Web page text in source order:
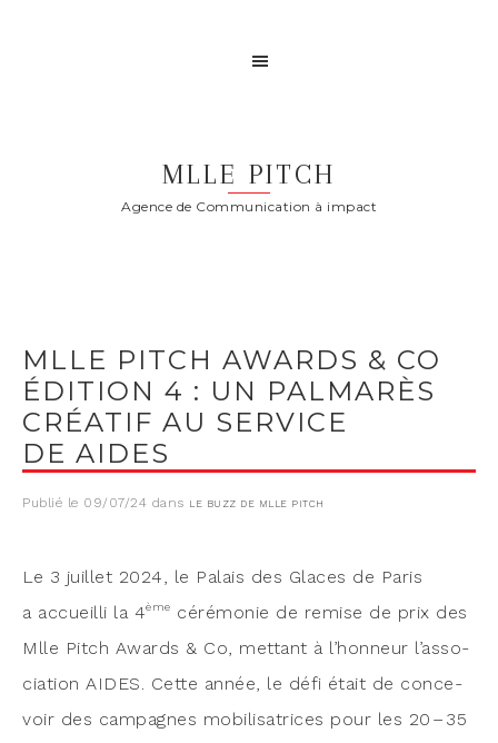
MLLE PITCH
Agence de Communication à impact
MLLE PITCH AWARDS & CO
ÉDITION 4 : UN PALMARÈS
CRÉATIF AU SERVICE
DE AIDES
Publié le 09/07/24 dans LE BUZZ DE MLLE PITCH
Le 3 juillet 2024, le Palais des Glaces de Paris
a accueilli la 4ème céré­mo­nie de remise de prix des
Mlle Pitch Awards & Co, met­tant à l’hon­neur l’as­so­
cia­tion AIDES. Cette année, le défi était de conce­
voir des cam­pagnes mobi­li­sa­trices pour les 20 – 35